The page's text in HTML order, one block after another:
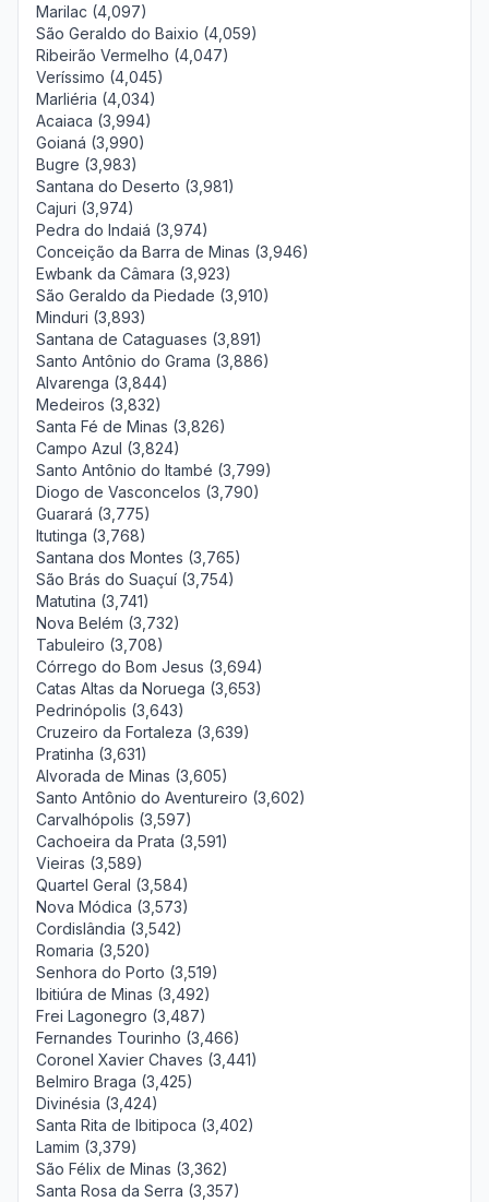
Marilac (4,097)
São Geraldo do Baixio (4,059)
Ribeirão Vermelho (4,047)
Veríssimo (4,045)
Marliéria (4,034)
Acaiaca (3,994)
Goianá (3,990)
Bugre (3,983)
Santana do Deserto (3,981)
Cajuri (3,974)
Pedra do Indaiá (3,974)
Conceição da Barra de Minas (3,946)
Ewbank da Câmara (3,923)
São Geraldo da Piedade (3,910)
Minduri (3,893)
Santana de Cataguases (3,891)
Santo Antônio do Grama (3,886)
Alvarenga (3,844)
Medeiros (3,832)
Santa Fé de Minas (3,826)
Campo Azul (3,824)
Santo Antônio do Itambé (3,799)
Diogo de Vasconcelos (3,790)
Guarará (3,775)
Itutinga (3,768)
Santana dos Montes (3,765)
São Brás do Suaçuí (3,754)
Matutina (3,741)
Nova Belém (3,732)
Tabuleiro (3,708)
Córrego do Bom Jesus (3,694)
Catas Altas da Noruega (3,653)
Pedrinópolis (3,643)
Cruzeiro da Fortaleza (3,639)
Pratinha (3,631)
Alvorada de Minas (3,605)
Santo Antônio do Aventureiro (3,602)
Carvalhópolis (3,597)
Cachoeira da Prata (3,591)
Vieiras (3,589)
Quartel Geral (3,584)
Nova Módica (3,573)
Cordislândia (3,542)
Romaria (3,520)
Senhora do Porto (3,519)
Ibitiúra de Minas (3,492)
Frei Lagonegro (3,487)
Fernandes Tourinho (3,466)
Coronel Xavier Chaves (3,441)
Belmiro Braga (3,425)
Divinésia (3,424)
Santa Rita de Ibitipoca (3,402)
Lamim (3,379)
São Félix de Minas (3,362)
Santa Rosa da Serra (3,357)